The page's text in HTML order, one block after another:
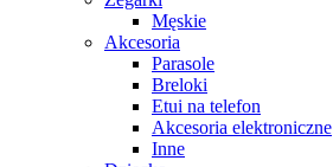
Męskie
Akcesoria
Parasole
Breloki
Etui na telefon
Akcesoria elektroniczne
Inne